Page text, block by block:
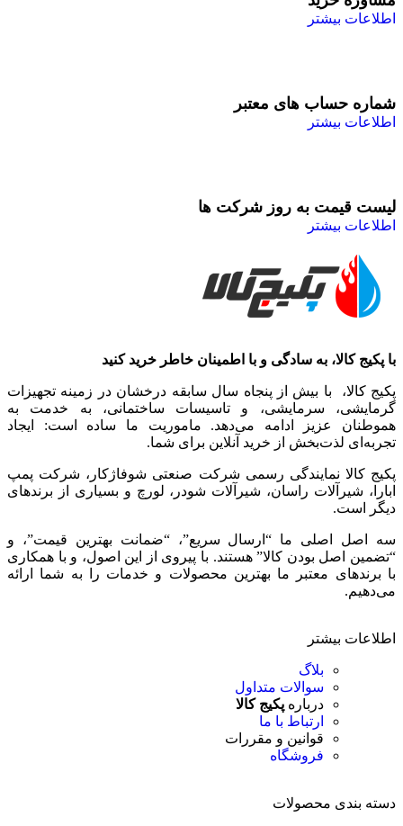
اطلاعات بیشتر
شماره حساب های معتبر
اطلاعات بیشتر
لیست قیمت به روز شرکت ها
اطلاعات بیشتر
با پکیج کالا، به سادگی و با اطمینان خاطر خرید کنید
پکیج کالا، با بیش از پنجاه سال سابقه درخشان در زمینه تجهیزات
گرمایشی، سرمایشی، و تاسیسات ساختمانی، به خدمت به
هموطنان عزیز ادامه می‌دهد. ماموریت ما ساده است: ایجاد
تجربه‌ای لذت‌بخش از خرید آنلاین برای شما.
پکیج کالا نمایندگی رسمی شرکت صنعتی شوفاژکار، شرکت پمپ
ابارا، شیرآلات راسان، شیرآلات شودر، لورچ و بسیاری از برندهای
دیگر است.
سه اصل اصلی ما “ارسال سریع”، “ضمانت بهترین قیمت”، و
“تضمین اصل بودن کالا” هستند. با پیروی از این اصول، و با همکاری
با برندهای معتبر ما بهترین محصولات و خدمات را به شما ارائه
می‌دهیم.
اطلاعات بیشتر
بلاگ
سوالات متداول
درباره پکیج کالا
ارتباط با ما
قوانین و مقررات
فروشگاه
دسته بندی محصولات